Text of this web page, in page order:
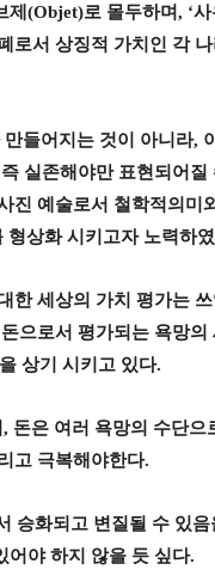
(Objet)로 몰두하며, ‘사
로서 상징적 가치인 각
들어지는 것이 아니라,
즉 실존해야만 표현되어질
진 예술로서 철학적의미
형상화 시키고자 노력하
한 세상의 가치 평가는 쓰
으로서 평가되는 욕망의
상기 시키고 있다.
, 돈은 여러 욕망의 수단으
고 극복해야한다.
승화되고 변질될 수 있
어야 하지 않을 듯 싶다.